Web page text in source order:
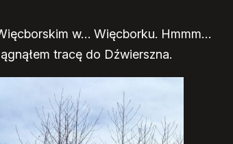
w… Więcborku. Hmmm…
tracę do Dźwierszna.